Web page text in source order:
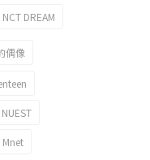
，迷妳7
NCT DREAM
偶像
NUEST
Mnet